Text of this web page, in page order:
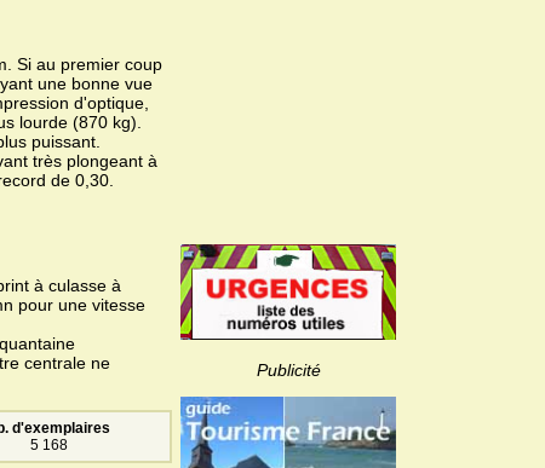
Publicité
Si au premier coup
une bonne vue
d'optique,
lourde (870 kg).
puissant.
très plongeant à
de 0,30.
à culasse à
pour une vitesse
centrale ne
d'exemplaires
5 168